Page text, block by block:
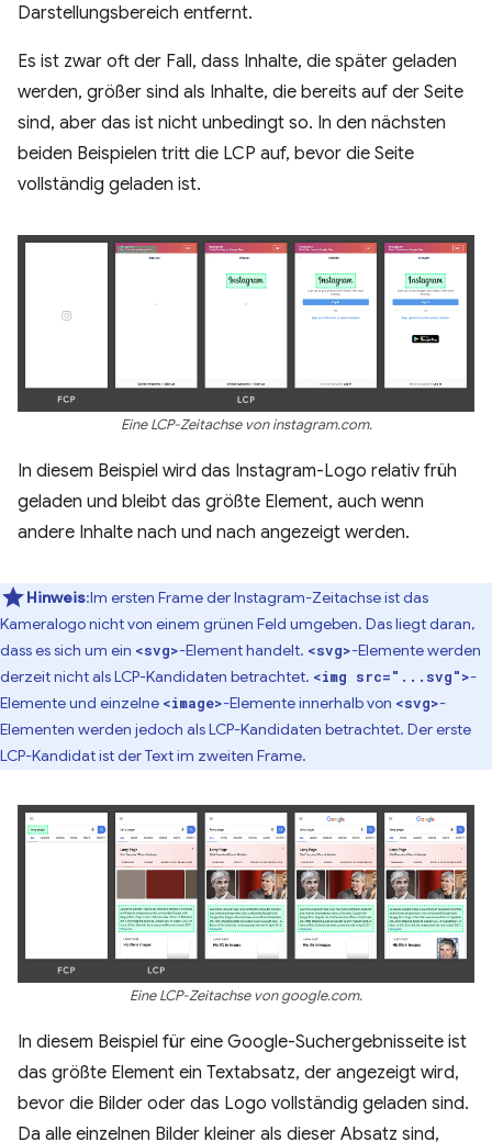
Darstellungsbereich entfernt.
Es ist zwar oft der Fall, dass Inhalte, die später geladen
werden, größer sind als Inhalte, die bereits auf der Seite
sind, aber das ist nicht unbedingt so. In den nächsten
beiden Beispielen tritt die LCP auf, bevor die Seite
vollständig geladen ist.
Eine LCP-Zeitachse von instagram.com.
In diesem Beispiel wird das Instagram-Logo relativ früh
geladen und bleibt das größte Element, auch wenn
andere Inhalte nach und nach angezeigt werden.
Hinweis:Im ersten Frame der Instagram-Zeitachse ist das
Kameralogo nicht von einem grünen Feld umgeben. Das liegt daran,
dass es sich um ein <svg>-Element handelt. <svg>-Elemente werden
derzeit nicht als LCP-Kandidaten betrachtet. <img src="...svg">-
Elemente und einzelne <image>-Elemente innerhalb von <svg>-
Elementen werden jedoch als LCP-Kandidaten betrachtet. Der erste
LCP-Kandidat ist der Text im zweiten Frame.
Eine LCP-Zeitachse von google.com.
In diesem Beispiel für eine Google-Suchergebnisseite ist
das größte Element ein Textabsatz, der angezeigt wird,
bevor die Bilder oder das Logo vollständig geladen sind.
Da alle einzelnen Bilder kleiner als dieser Absatz sind,